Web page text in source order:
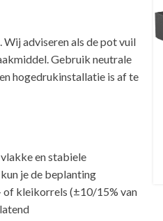
adviseren als de pot vuil
Gebruik neutrale
hogedrukinstallatie is af te
en stabiele
je de beplanting
of kleikorrels (±10/15% van